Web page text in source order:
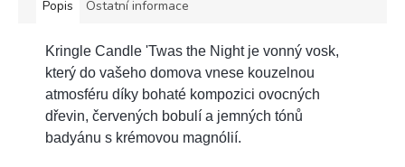
Popis Ostatní informace
Kringle Candle 'Twas the Night je vonný vosk,
který do vašeho domova vnese kouzelnou
atmosféru díky bohaté kompozici ovocných
dřevin, červených bobulí a jemných tónů
badyánu s krémovou magnólií.